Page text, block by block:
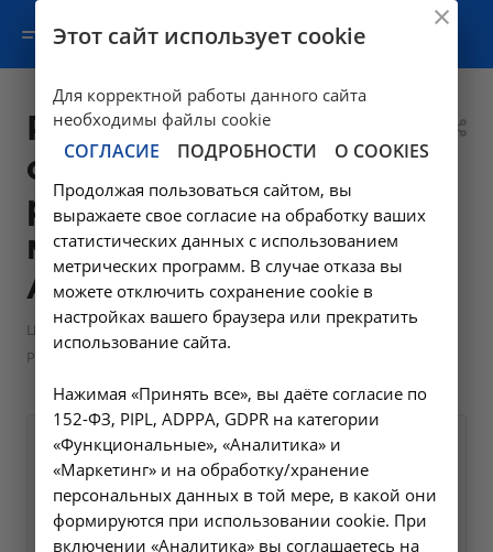
Разделение
синехий
радиоволновым
методом - 5.9 в
Ангарске
Цены в Ангарске — Манипуляции гинекологические
Разделение синехий радиоволновым методом - 5.9 в Ангарске
Оформите заявку на сайте,
мы свяжемся с вами в
ближайшее время и ответим
на все интересующие
Этот сайт использует cookie
Для корректной работы данного сайта
необходимы файлы cookie
СОГЛАСИЕ ПОДРОБНОСТИ О COOKIES
Продолжая пользоваться сайтом, вы
выражаете свое согласие на обработку ваших
статистических данных с использованием
метрических программ. В случае отказа вы
можете отключить сохранение cookie в
настройках вашего браузера или прекратить
использование сайта.
Нажимая «Принять все», вы даёте согласие по
152-ФЗ, PIPL, ADPPA, GDPR на категории
«Функциональные», «Аналитика» и
«Маркетинг» и на обработку/хранение
персональных данных в той мере, в какой они
формируются при использовании cookie. При
включении «Аналитика» вы соглашаетесь на